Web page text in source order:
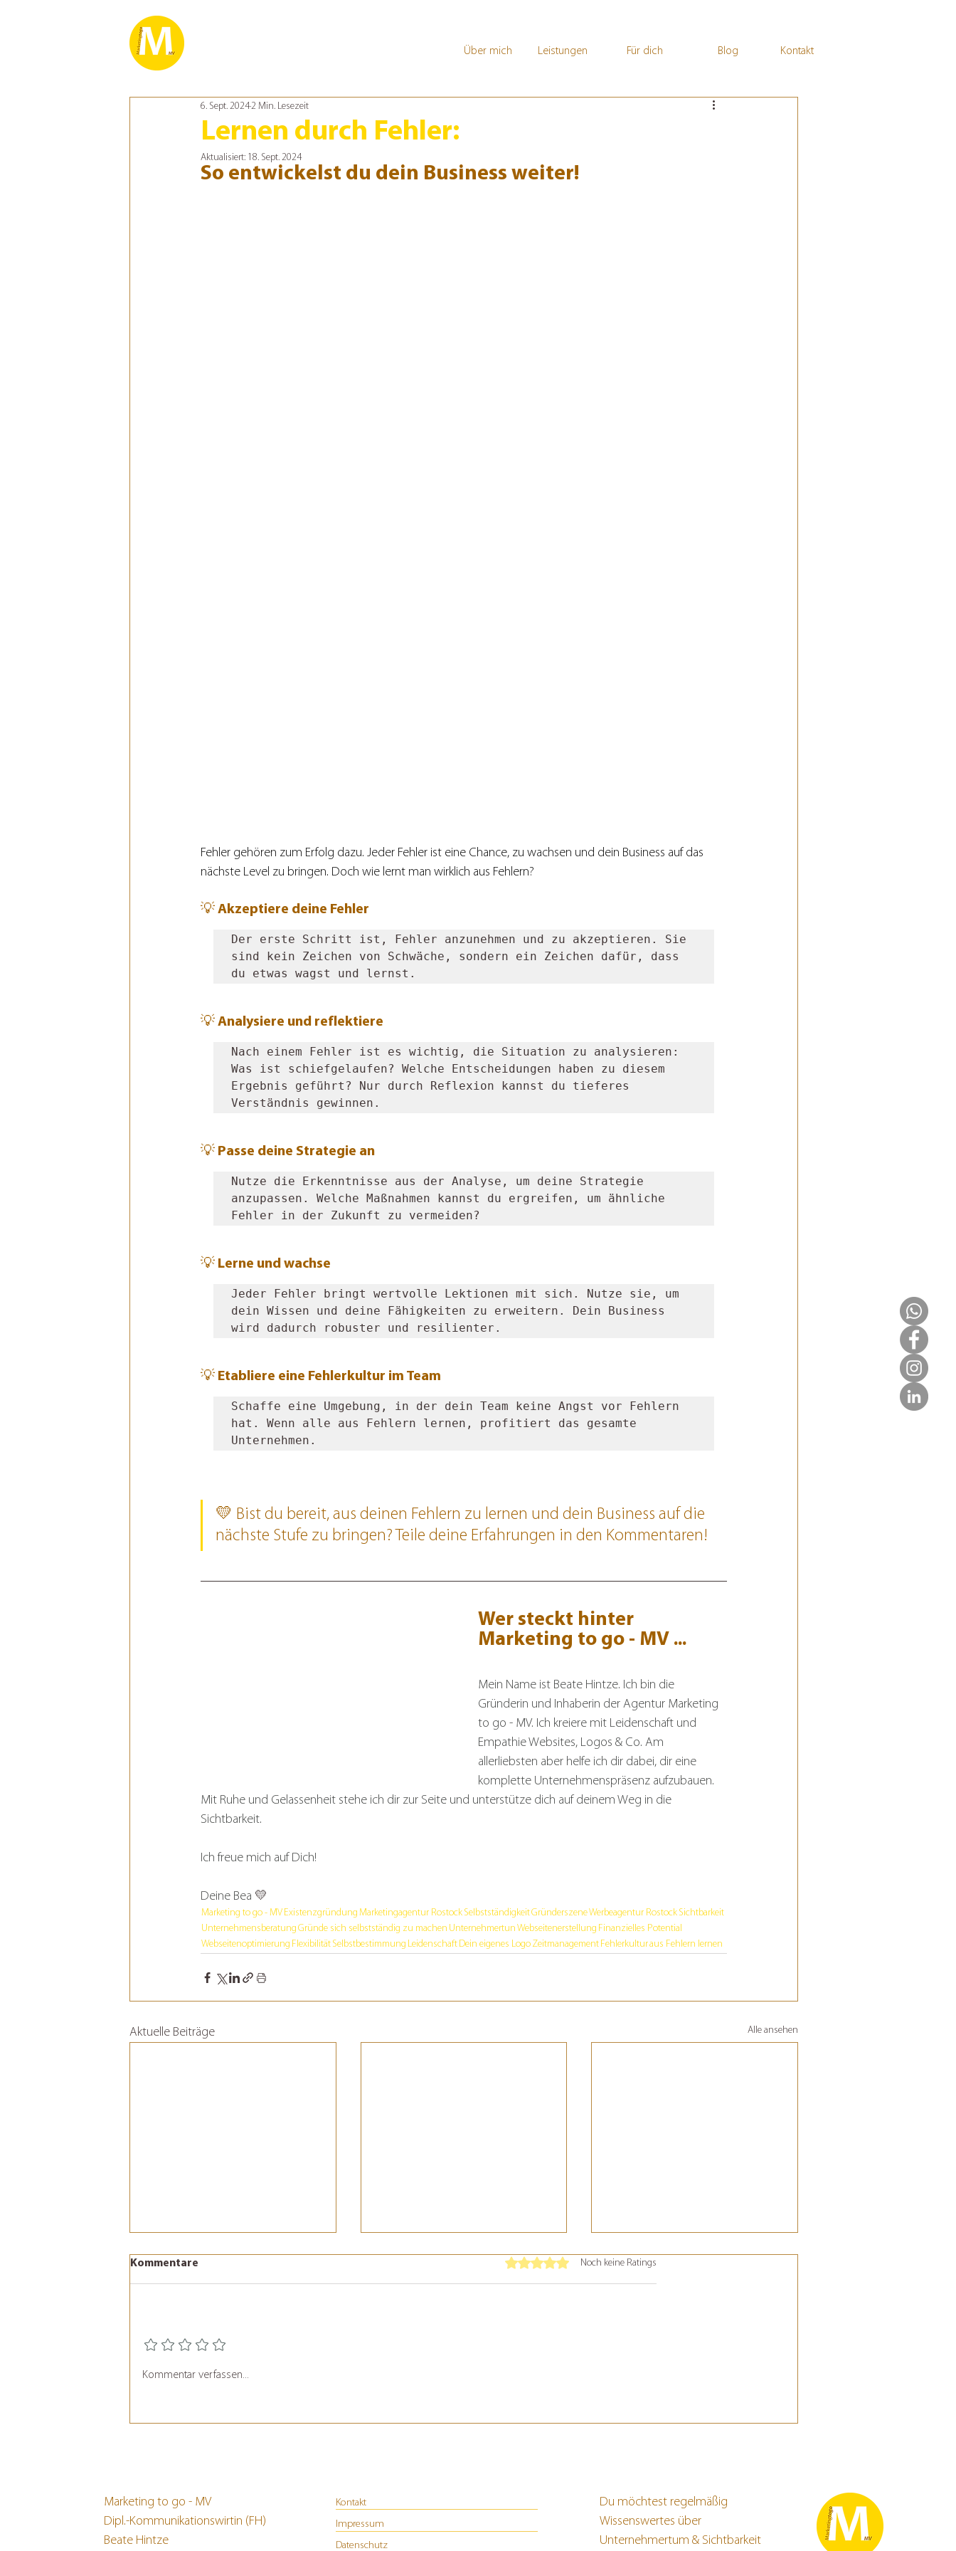
Über mich Leistungen Für dich Blog Kontakt
Lernen durch Fehler:
6. Sept. 20242 Min. Lesezeit
Aktualisiert: 18. Sept. 2024
So entwickelst du dein Business weiter!
Fehler gehören zum Erfolg dazu. Jeder Fehler ist eine Chance, zu wachsen und dein Business auf das
nächste Level zu bringen. Doch wie lernt man wirklich aus Fehlern?
💡 Akzeptiere deine Fehler
Der erste Schritt ist, Fehler anzunehmen und zu akzeptieren. Sie
sind kein Zeichen von Schwäche, sondern ein Zeichen dafür, dass
du etwas wagst und lernst.
💡 Analysiere und reflektiere
Nach einem Fehler ist es wichtig, die Situation zu analysieren:
Was ist schiefgelaufen? Welche Entscheidungen haben zu diesem
Ergebnis geführt? Nur durch Reflexion kannst du tieferes
Verständnis gewinnen.
💡 Passe deine Strategie an
Nutze die Erkenntnisse aus der Analyse, um deine Strategie
anzupassen. Welche Maßnahmen kannst du ergreifen, um ähnliche
Fehler in der Zukunft zu vermeiden?
💡 Lerne und wachse
Jeder Fehler bringt wertvolle Lektionen mit sich. Nutze sie, um
dein Wissen und deine Fähigkeiten zu erweitern. Dein Business
wird dadurch robuster und resilienter.
💡 Etabliere eine Fehlerkultur im Team
Schaffe eine Umgebung, in der dein Team keine Angst vor Fehlern
hat. Wenn alle aus Fehlern lernen, profitiert das gesamte
Unternehmen.
💛 Bist du bereit, aus deinen Fehlern zu lernen und dein Business auf die
nächste Stufe zu bringen? Teile deine Erfahrungen in den Kommentaren!
Wer steckt hinter
Marketing to go - MV ...
Mein Name ist Beate Hintze. Ich bin die
Gründerin und Inhaberin der Agentur Marketing
to go - MV. Ich kreiere mit Leidenschaft und
Empathie Websites, Logos & Co. Am
allerliebsten aber helfe ich dir dabei, dir eine
komplette Unternehmenspräsenz aufzubauen.
Mit Ruhe und Gelassenheit stehe ich dir zur Seite und unterstütze dich auf deinem Weg in die
Sichtbarkeit.
Ich freue mich auf Dich!
Deine Bea 💛
Marketing to go - MV Existenzgründung Marketingagentur Rostock SelbstständigkeitGründerszeneWerbeagentur Rostock Sichtbarkeit
Unternehmensberatung Gründe sich selbstständig zu machen Unternehmertun Webseitenerstellung Finanzielles Potential
Webseitenoptimierung Flexibilität Selbstbestimmung Leidenschaft Dein eigenes Logo Zeitmanagement Fehlerkulturaus Fehlern lernen
Aktuelle Beiträge Alle ansehen
De Butt hett nix mehr –
Kommentare Mit 0 von 5 Sternen bewertet.
Noch keine Ratings
Kommentar verfassen...
Marketing to go - MV
Dipl.-Kommunikationswirtin (FH)
Beate Hintze
Kontakt
Impressum
Datenschutz
Du möchtest regelmäßig
Wissenswertes über
Unternehmertum & Sichtbarkeit